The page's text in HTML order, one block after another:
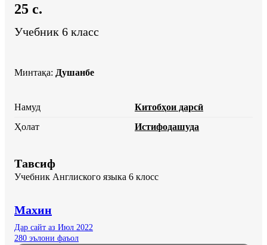
25 c.
Учебник 6 класс
Минтақа: Душанбе
Намуд
Китобҳои дарсӣ
Ҳолат
Истифодашуда
Тавсиф
Учебник Англиского языка 6 клосс
Махин
Дар сайт аз Июл 2022
280 эълони фаъол